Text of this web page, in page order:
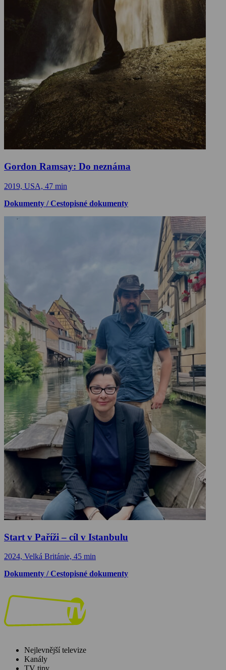
Gordon Ramsay: Do neznáma
2019, USA, 47 min
Dokumenty / Cestopisné dokumenty
Start v Paříži – cíl v Istanbulu
2024, Velká Británie, 45 min
Dokumenty / Cestopisné dokumenty
Nejlevnější televize
Kanály